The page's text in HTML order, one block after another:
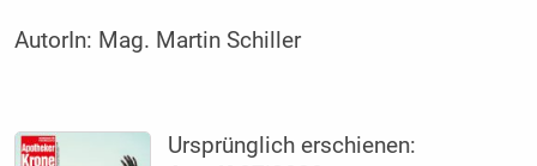
AutorIn: Mag. Martin Schiller
Ursprünglich erschienen: